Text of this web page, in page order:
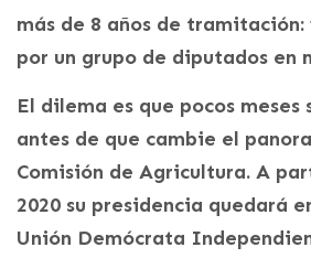
más de 8 años de
por un grupo de diputados en
El dilema es que pocos meses
antes de que cambie el
Comisión de Agricultura. A
2020 su presidencia quedará
Unión Demócrata